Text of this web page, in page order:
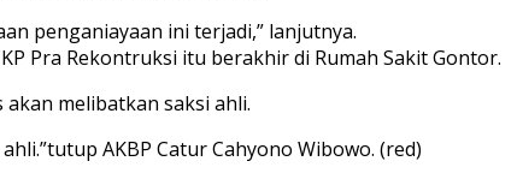
penganiayaan ini terjadi,” lanjutnya.
Pra Rekontruksi itu berakhir di Rumah Sakit Gontor.
melibatkan saksi ahli.
AKBP Catur Cahyono Wibowo. (red)